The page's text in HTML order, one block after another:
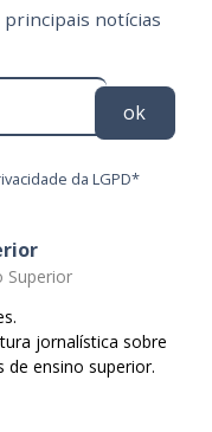
principais notícias
ok
da LGPD*
Superior
jornalística sobre
de ensino superior.